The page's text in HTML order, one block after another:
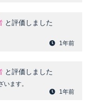
と評価しました
1年前
と評価しました
ます。
1年前